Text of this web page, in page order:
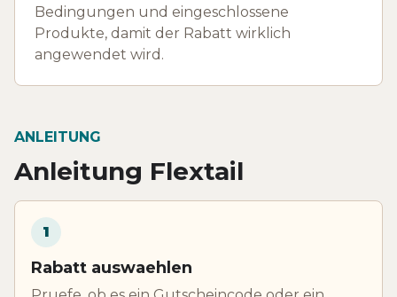
Bedingungen und eingeschlossene
Produkte, damit der Rabatt wirklich
angewendet wird.
ANLEITUNG
Anleitung Flextail
1
Rabatt auswaehlen